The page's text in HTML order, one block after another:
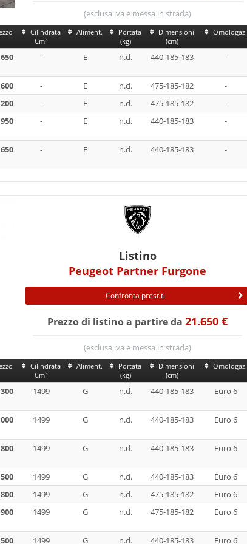
– volume di carico
(esclusa iva e messa in strada)
Cilindrata
Cm3
Aliment.
Portata
(kg)
Dimensioni
(cm)
Omologaz.
- E n.d. 440-185-183 -
- E n.d. 475-185-182
-
- E n.d. 475-185-182
-
- E n.d. 440-185-183 -
- E n.d. 440-185-183 -
Listino
Peugeot Partner Furgone
Confronta prestiti
Prezzo di listino a partire da 21.650 €
(esclusa iva e messa in strada)
Cilindrata
Cm3
Aliment.
Portata
(kg)
Dimensioni
(cm)
Omologaz.
1499 G n.d. 440-185-183 Euro 6
1499 G n.d. 440-185-183 Euro 6
1499 G n.d. 440-185-183 Euro 6
1499 G n.d. 440-185-183
Euro 6
1499 G n.d. 475-185-182
Euro 6
1499 G n.d. 475-185-182 Euro 6
1499 G n.d. 440-185-183
Euro 6